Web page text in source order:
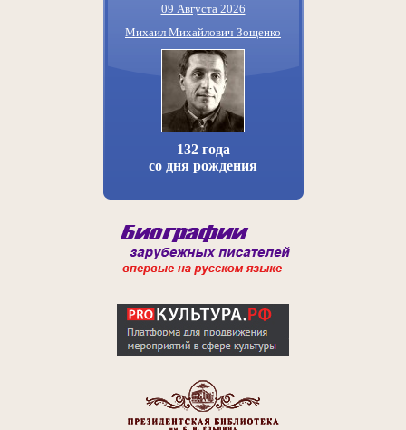
09 Августа 2026
Михаил Михайлович Зощенко
132 года
со дня рождения